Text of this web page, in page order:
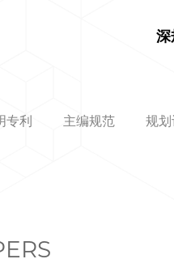
深
专利 主编规范 规划